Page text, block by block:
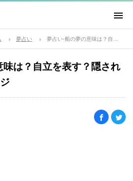
夢占い
は？自立を表す？隠され